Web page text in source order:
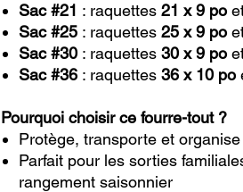
Sac #21 : raquettes 21 x 9 po
Sac #25 : raquettes 25 x 9 po
Sac #30 : raquettes 30 x 9 po
Sac #36 : raquettes 36 x 10 po
Pourquoi choisir ce fourre-tout ?
Protège, transporte et
Parfait pour les sorties
rangement saisonnier